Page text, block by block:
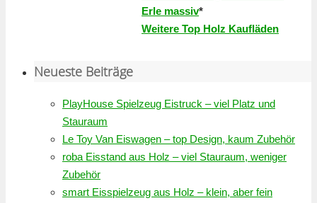
Erle massiv*
Weitere Top Holz Kaufläden
Neueste Beiträge
PlayHouse Spielzeug Eistruck – viel Platz und
Stauraum
Le Toy Van Eiswagen – top Design, kaum Zubehör
roba Eisstand aus Holz – viel Stauraum, weniger
Zubehör
smart Eisspielzeug aus Holz – klein, aber fein